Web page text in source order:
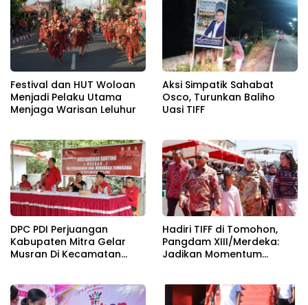
Festival dan HUT Woloan
Menjadi Pelaku Utama
Menjaga Warisan Leluhur
Aksi Simpatik Sahabat
Osco, Turunkan Baliho
Uasi TIFF
DPC PDI Perjuangan
Kabupaten Mitra Gelar
Musran Di Kecamatan
Hadiri TIFF di Tomohon,
Pangdam XIII/Merdeka:
Jadikan Momentum